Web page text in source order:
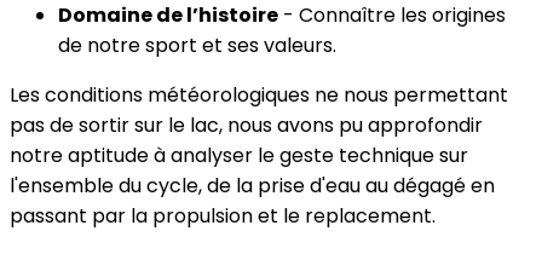
Domaine de l’histoire - Connaître les origines
de notre sport et ses valeurs.
Les conditions météorologiques ne nous permettant
pas de sortir sur le lac, nous avons pu approfondir
notre aptitude à analyser le geste technique sur
l'ensemble du cycle, de la prise d'eau au dégagé en
passant par la propulsion et le replacement.